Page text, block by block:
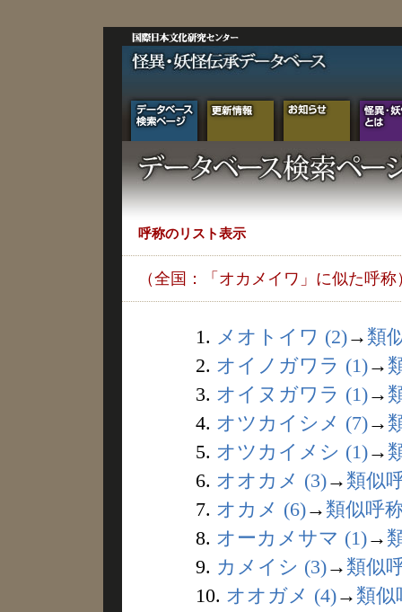
呼称のリスト表示
（全国：「オカメイワ」に似た呼称
1. メオトイワ (2)→ 類
2. オイノガワラ (1)→
3. オイヌガワラ (1)→
4. オツカイシメ (7)→
5. オツカイメシ (1)→
6. オオカメ (3)→ 類似
7. オカメ (6)→ 類似呼
8. オーカメサマ (1)→
9. カメイシ (3)→ 類似
10. オオガメ (4)→ 類似